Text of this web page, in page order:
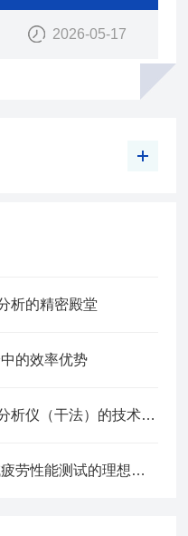
2026-05-17
析的精密殿堂
的效率优势
关于Bettersize2600激光粒度分析仪（干法）的技术解析
电液伺服疲劳试验机：多领域疲劳性能测试的理想选择